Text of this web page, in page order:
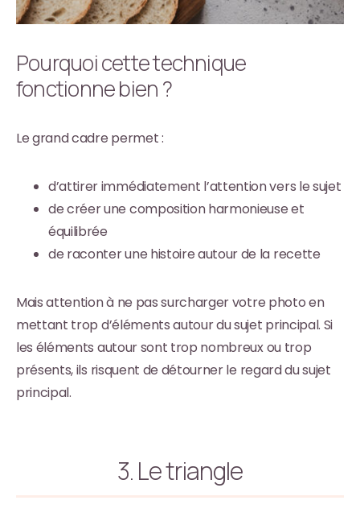
Pourquoi cette technique
fonctionne bien ?
Le grand cadre permet :
d’attirer immédiatement l’attention vers le sujet
de créer une composition harmonieuse et
équilibrée
de raconter une histoire autour de la recette
Mais attention à ne pas surcharger votre photo en
mettant trop d’éléments autour du sujet principal. Si
les éléments autour sont trop nombreux ou trop
présents, ils risquent de détourner le regard du sujet
principal.
3. Le triangle